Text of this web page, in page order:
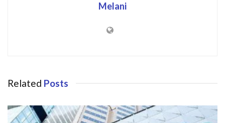
Melani
Related Posts